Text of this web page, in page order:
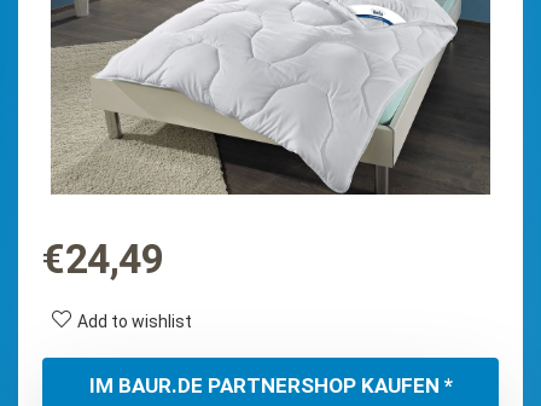
€24,49
Add to wishlist
IM BAUR.DE PARTNERSHOP KAUFEN *